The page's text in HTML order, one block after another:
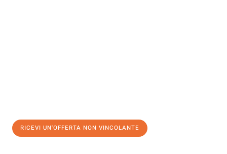
RICEVI UN'OFFERTA NON VINCOLANTE